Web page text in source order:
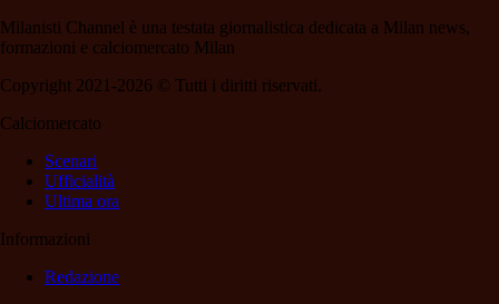
Milanisti Channel è una testata giornalistica dedicata a Milan news,
formazioni e calciomercato Milan
Copyright 2021-2026 © Tutti i diritti riservati.
Calciomercato
Scenari
Ufficialità
Ultima ora
Informazioni
Redazione